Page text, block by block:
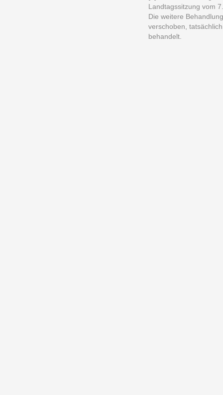
Landtagssitzung vom
Die weitere
verschoben,
behandelt.